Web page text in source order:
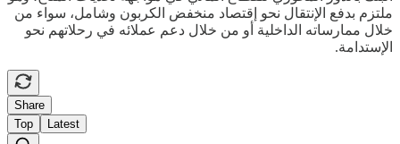
ملتزم بدفع الإنتقال نحو إقتصاد منخفض الكربون وشامل، سواء من
خلال ممارساته الداخلية أو من خلال دعم عملائه في رحلاتهم نحو
الإستدامة.
Share
Top
Latest